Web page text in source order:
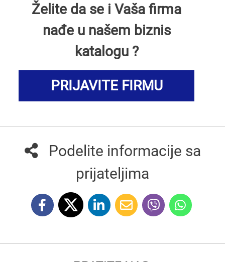
Želite da se i Vaša firma
nađe u našem biznis
katalogu ?
PRIJAVITE FIRMU
Podelite informacije sa
prijateljima